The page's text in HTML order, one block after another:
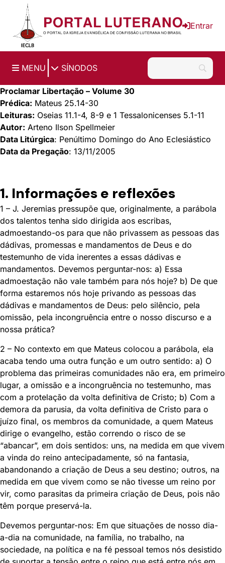
Ir para o conteúdo principal
Entrar
MENU SÍNODOS
Proclamar Libertação – Volume 30
Prédica: Mateus 25.14-30
Leituras: Oseias 11.1-4, 8-9 e 1 Tessalonicenses 5.1-11
Autor: Arteno Ilson Spellmeier
Data Litúrgica: Penúltimo Domingo do Ano Eclesiástico
Data da Pregação: 13/11/2005
1. Informações e reflexões
1 – J. Jeremias pressupõe que, originalmente, a parábola
dos talentos tenha sido dirigida aos escribas,
admoestando-os para que não privassem as pessoas das
dádivas, promessas e mandamentos de Deus e do
testemunho de vida inerentes a essas dádivas e
mandamentos. Devemos perguntar-nos: a) Essa
admoestação não vale também para nós hoje? b) De que
forma estaremos nós hoje privando as pessoas das
dádivas e mandamentos de Deus: pelo silêncio, pela
omissão, pela incongruência entre o nosso discurso e a
nossa prática?
2 – No contexto em que Mateus colocou a parábola, ela
acaba tendo uma outra função e um outro sentido: a) O
problema das primeiras comunidades não era, em primeiro
lugar, a omissão e a incongruência no testemunho, mas
com a protelação da volta definitiva de Cristo; b) Com a
demora da parusia, da volta definitiva de Cristo para o
juízo final, os membros da comunidade, a quem Mateus
dirige o evangelho, estão correndo o risco de se
“abancar”, em dois sentidos: uns, na medida em que vivem
a vinda do reino antecipadamente, só na fantasia,
abandonando a criação de Deus a seu destino; outros, na
medida em que vivem como se não tivesse um reino por
vir, como parasitas da primeira criação de Deus, pois não
têm porque preservá-la.
Devemos perguntar-nos: Em que situações de nosso dia-
a-dia na comunidade, na família, no trabalho, na
sociedade, na política e na fé pessoal temos nós desistido